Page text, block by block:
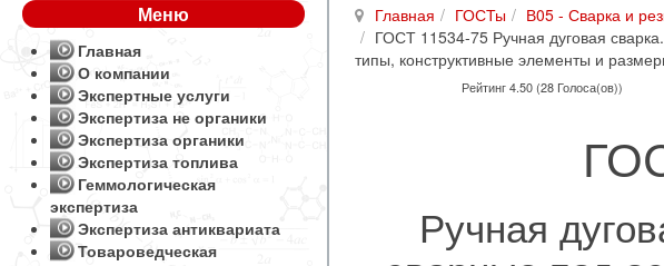
Главная ГОСТы
В05 - Сварка и
ГОСТ 11534-75 Ручная дуговая
типы, конструктивные элементы и
Рейтинг 4.50 (28 Голоса(ов))
Ручная
Меню
Главная
О компании
Экспертные услуги
Экспертиза не органики
Экспертиза органики
Экспертиза топлива
Геммологическая
экспертиза
Экспертиза антиквариата
Товароведческая